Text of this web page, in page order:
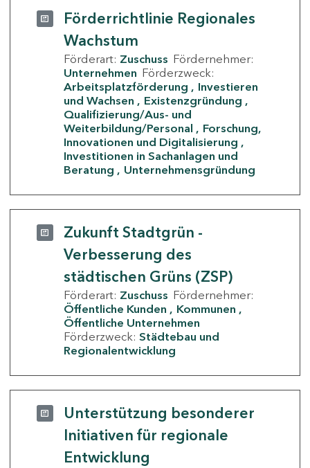
Förderrichtlinie Regionales
Wachstum
Förderart: Zuschuss Fördernehmer:
Unternehmen Förderzweck:
Arbeitsplatzförderung
Investieren
und Wachsen
Existenzgründung
Qualifizierung/Aus- und
Weiterbildung/Personal
Forschung,
Innovationen und Digitalisierung
Investitionen in Sachanlagen und
Beratung
Unternehmensgründung
Zukunft Stadtgrün -
Verbesserung des
städtischen Grüns (ZSP)
Förderart: Zuschuss Fördernehmer:
Öffentliche Kunden
Kommunen
Öffentliche Unternehmen
Förderzweck: Städtebau und
Regionalentwicklung
Unterstützung besonderer
Initiativen für regionale
Entwicklung